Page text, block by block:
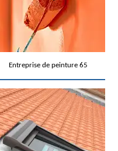
Entreprise de peinture 65